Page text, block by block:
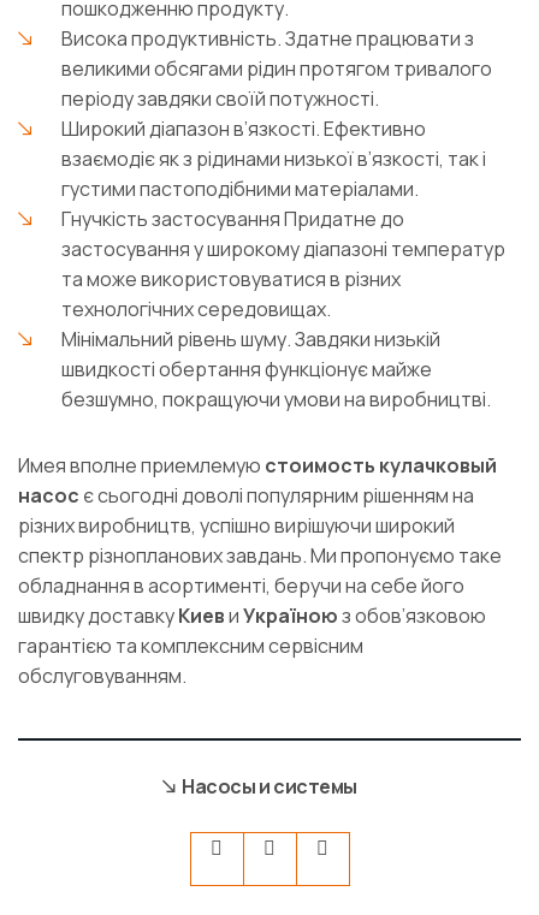
пошкодженню продукту.
Висока продуктивність. Здатне працювати з
великими обсягами рідин протягом тривалого
періоду завдяки своїй потужності.
Широкий діапазон в’язкості. Ефективно
взаємодіє як з рідинами низької в’язкості, так і
густими пастоподібними матеріалами.
Гнучкість застосування Придатне до
застосування у широкому діапазоні температур
та може використовуватися в різних
технологічних середовищах.
Мінімальний рівень шуму. Завдяки низькій
швидкості обертання функціонує майже
безшумно, покращуючи умови на виробництві.
Имея вполне приемлемую стоимость кулачковый
насос є сьогодні доволі популярним рішенням на
різних виробництв, успішно вирішуючи широкий
спектр різнопланових завдань. Ми пропонуємо таке
обладнання в асортименті, беручи на себе його
швидку доставкуКиевиУкраїноюз обов’язковою
гарантією та комплексним сервісним
обслуговуванням.
Насосы и системы